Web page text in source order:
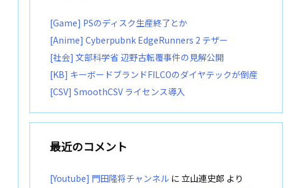
[Game] PSのディスク生産終了とか
[Anime] Cyberpubnk EdgeRunners 2 テザー
[社会] 文部科学省 辺野古転覆事件の見解公開
[KB] キーボードブランドFILCOのダイヤテックが倒産
[CSV] SmoothCSV ライセンス導入
最近のコメント
[Youtube] 門田隆将チャンネル に 立山連史郎 より